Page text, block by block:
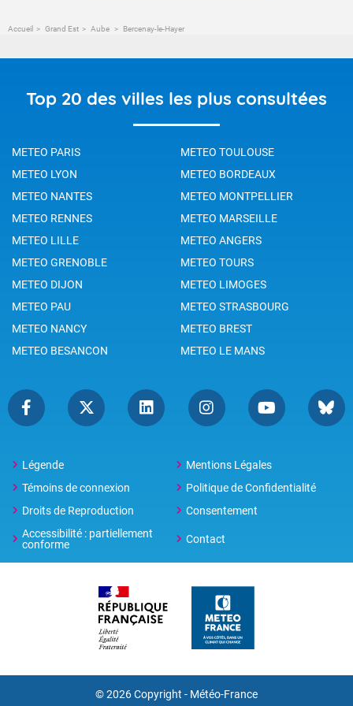
Accueil Grand Est Aube Bercenay-le-Hayer
Top 20 des villes les plus consultées
METEO PARIS
METEO TOULOUSE
METEO LYON
METEO BORDEAUX
METEO NANTES
METEO MONTPELLIER
METEO RENNES
METEO MARSEILLE
METEO LILLE
METEO ANGERS
METEO GRENOBLE
METEO TOURS
METEO DIJON
METEO LIMOGES
METEO PAU
METEO STRASBOURG
METEO NANCY
METEO BREST
METEO BESANCON
METEO LE MANS
Légende
Mentions Légales
Témoins de connexion
Politique de Confidentialité
Droits de Reproduction
Consentement
Accessibilité : partiellement
conforme
Contact
© 2026 Copyright - Météo-France